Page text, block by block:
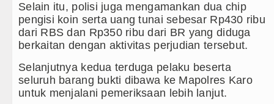
Selain itu, polisi juga mengamankan dua chip
pengisi koin serta uang tunai sebesar Rp430 ribu
dari RBS dan Rp350 ribu dari BR yang diduga
berkaitan dengan aktivitas perjudian tersebut.
Selanjutnya kedua terduga pelaku beserta
seluruh barang bukti dibawa ke Mapolres Karo
untuk menjalani pemeriksaan lebih lanjut.